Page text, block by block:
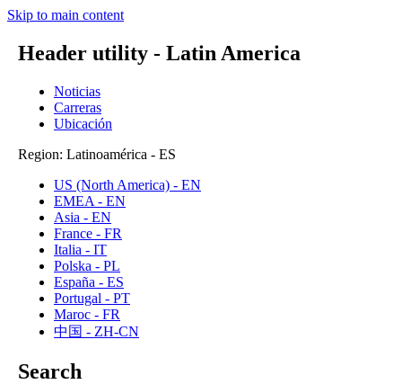
Skip to main content
Header utility - Latin America
Noticias
Carreras
Ubicación
Region: Latinoamérica - ES
US (North America) - EN
EMEA - EN
Asia - EN
France - FR
Italia - IT
Polska - PL
España - ES
Portugal - PT
Maroc - FR
中国 - ZH-CN
Search